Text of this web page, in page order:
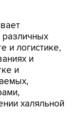
различных
и логистике,
и
и
халяльной